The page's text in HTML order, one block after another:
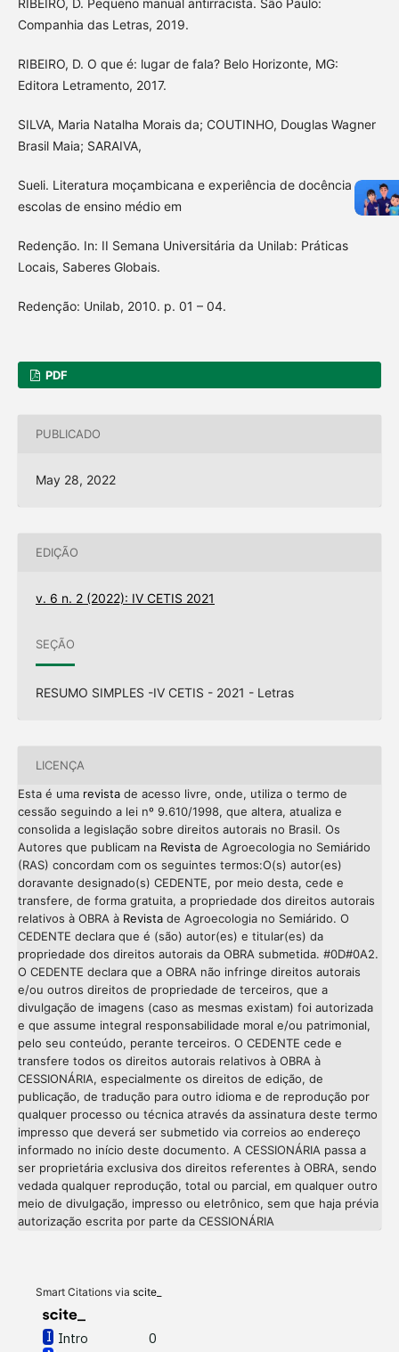
Companhia das Letras, 2019.
RIBEIRO, D. O que é: lugar de fala? Belo Horizonte, MG:
Editora Letramento, 2017.
SILVA, Maria Natalha Morais da; COUTINHO, Douglas Wagner
Brasil Maia; SARAIVA,
Sueli. Literatura moçambicana e experiência de docência em
escolas de ensino médio em
Redenção. In: II Semana Universitária da Unilab: Práticas
Locais, Saberes Globais.
Redenção: Unilab, 2010. p. 01 – 04.
PDF
PUBLICADO
May 28, 2022
EDIÇÃO
v. 6 n. 2 (2022): IV CETIS 2021
SEÇÃO
RESUMO SIMPLES -IV CETIS - 2021 - Letras
LICENÇA
Esta é uma revistade acesso livre, onde, utiliza o termo de
cessão seguindo a lei nº 9.610/1998, que altera, atualiza e
consolida a legislação sobre direitos autorais no Brasil. Os
Autores que publicam na Revistade Agroecologia no Semiárido
(RAS) concordam com os seguintes termos:O(s) autor(es)
doravante designado(s) CEDENTE, por meio desta, cede e
transfere, de forma gratuita, a propriedade dos direitos autorais
relativos à OBRA à Revistade Agroecologia no Semiárido. O
CEDENTE declara que é (são) autor(es) e titular(es) da
propriedade dos direitos autorais da OBRA submetida. #0D#0A2.
O CEDENTE declara que a OBRA não infringe direitos autorais
e/ou outros direitos de propriedade de terceiros, que a
divulgação de imagens (caso as mesmas existam) foi autorizada
e que assume integral responsabilidade moral e/ou patrimonial,
pelo seu conteúdo, perante terceiros. O CEDENTE cede e
transfere todos os direitos autorais relativos à OBRA à
CESSIONÁRIA, especialmente os direitos de edição, de
publicação, de tradução para outro idioma e de reprodução por
qualquer processo ou técnica através da assinatura deste termo
impresso que deverá ser submetido via correios ao endereço
informado no início deste documento. A CESSIONÁRIA passa a
ser proprietária exclusiva dos direitos referentes à OBRA, sendo
vedada qualquer reprodução, total ou parcial, em qualquer outro
meio de divulgação, impresso ou eletrônico, sem que haja prévia
autorização escrita por parte da CESSIONÁRIA
Smart Citations via scite_
Intro
0
Intro